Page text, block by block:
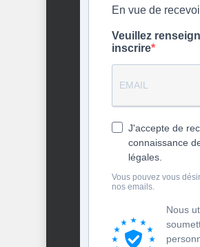
En vue de
Veuillez
inscrire
J'accepte de
connaissance
légales.
Vous pouvez vous
nos emails.
Nous